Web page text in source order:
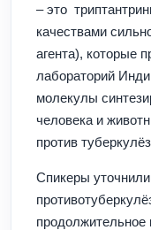
– это
качествами
агента), которые
лабораторий
молекулы
человека и
против
Спикеры
продолжительное